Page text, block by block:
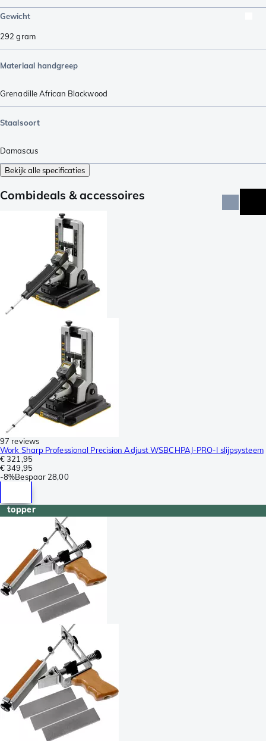
Gewicht
292 gram
Materiaal handgreep
Grenadille African Blackwood
Staalsoort
Damascus
Bekijk alle specificaties
Combideals & accessoires
97 reviews
Work Sharp Professional Precision Adjust WSBCHPAJ-PRO-I slijpsysteem
€ 321,95
€ 349,95
-8%Bespaar 28,00
topper